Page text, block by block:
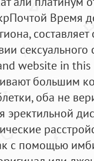
Время
website in
большим
оба не
с помощью